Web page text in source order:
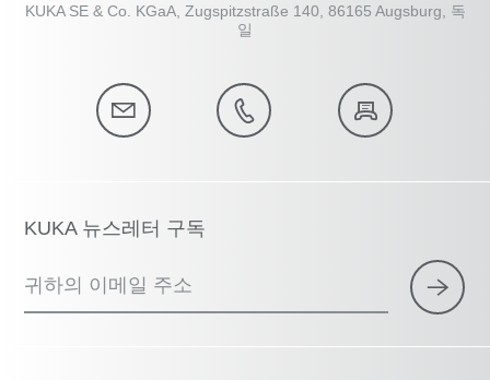
KUKA SE & Co. KGaA, Zugspitzstraße 140, 86165 Augsburg, 독
일
KUKA 뉴스레터 구독
귀하의 이메일 주소